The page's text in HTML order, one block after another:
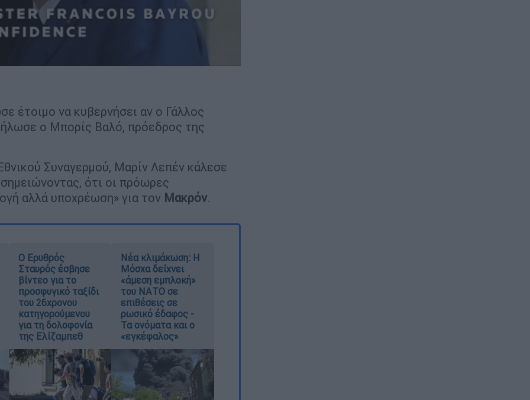
έτοιμο να κυβερνήσει αν ο Γάλλος
ο Μπορίς Βαλό, πρόεδρος της
Συναγερμού, Μαρίν Λεπέν κάλεσε
σημειώνοντας, ότι οι πρόωρες
αλλά υποχρέωση» για τον Μακρόν.
Ο Ερυθρός
Σταυρός έσβησε
βίντεο για το
προσφυγικό ταξίδι
του 26χρονου
κατηγορούμενου
για τη δολοφονία
της Ελίζαμπεθ
Νέα κλιμάκωση: Η
Μόσχα δείχνει
«άμεση εμπλοκή»
του ΝΑΤΟ σε
επιθέσεις σε
ρωσικό έδαφος -
Τα ονόματα και ο
«εγκέφαλος»